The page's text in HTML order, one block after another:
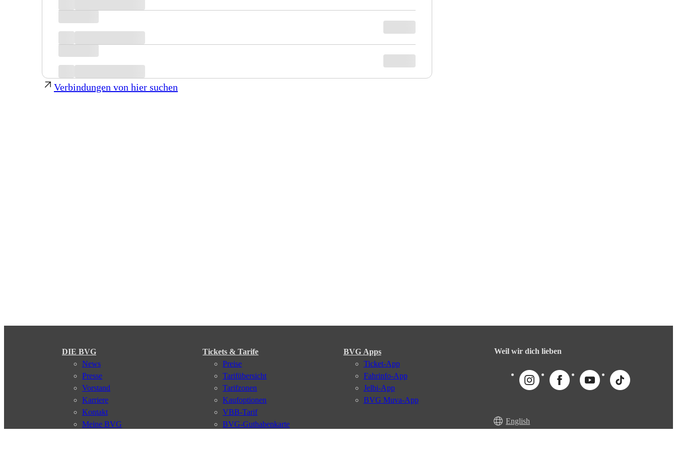
Verbindungen von hier suchen
DIE BVG
News
Presse
Vorstand
Karriere
Kontakt
Meine BVG
Tickets & Tarife
Preise
Tarifübersicht
Tarifzonen
Kaufoptionen
VBB-Tarif
BVG-Guthabenkarte
BVG Apps
Ticket-App
Fahrinfo-App
Jelbi-App
BVG Muva-App
Weil wir dich lieben
English